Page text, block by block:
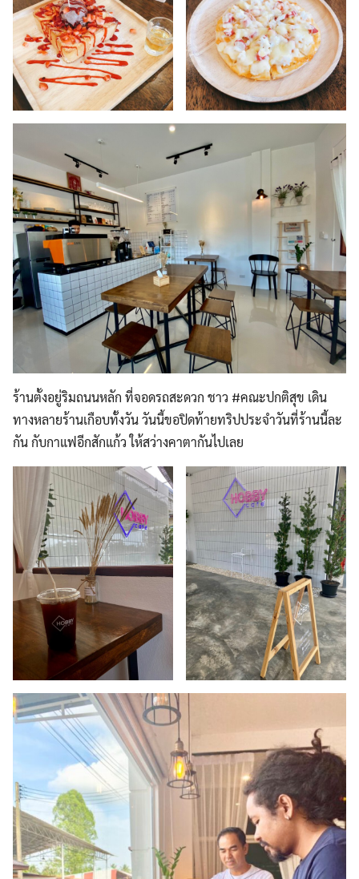
ร้านตั้งอยู่ริมถนนหลัก ที่จอดรถสะดวก ชาว #คณะปกติสุข เดิน
ทางหลายร้านเกือบทั้งวัน วันนี้ขอปิดท้ายทริปประจำวันที่ร้านนี้ละ
กัน กับกาแฟอีกสักแก้ว ให้สว่างคาตากันไปเลย